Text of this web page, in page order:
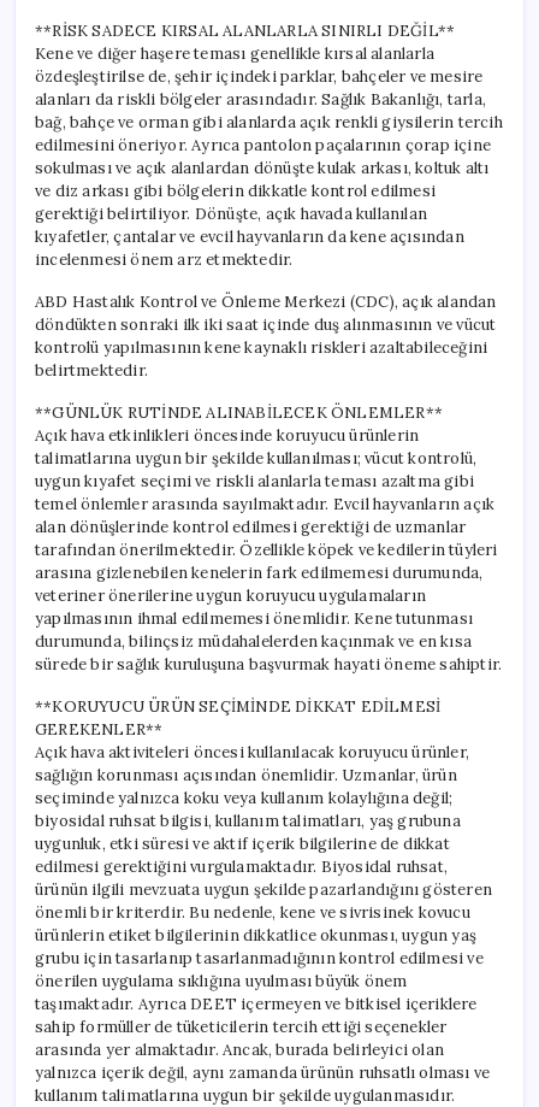
**RİSK SADECE KIRSAL ALANLARLA SINIRLI DEĞİL**
Kene ve diğer haşere teması genellikle kırsal alanlarla
özdeşleştirilse de, şehir içindeki parklar, bahçeler ve mesire
alanları da riskli bölgeler arasındadır. Sağlık Bakanlığı, tarla,
bağ, bahçe ve orman gibi alanlarda açık renkli giysilerin tercih
edilmesini öneriyor. Ayrıca pantolon paçalarının çorap içine
sokulması ve açık alanlardan dönüşte kulak arkası, koltuk altı
ve diz arkası gibi bölgelerin dikkatle kontrol edilmesi
gerektiği belirtiliyor. Dönüşte, açık havada kullanılan
kıyafetler, çantalar ve evcil hayvanların da kene açısından
incelenmesi önem arz etmektedir.
ABD Hastalık Kontrol ve Önleme Merkezi (CDC), açık alandan
döndükten sonraki ilk iki saat içinde duş alınmasının ve vücut
kontrolü yapılmasının kene kaynaklı riskleri azaltabileceğini
belirtmektedir.
**GÜNLÜK RUTİNDE ALINABİLECEK ÖNLEMLER**
Açık hava etkinlikleri öncesinde koruyucu ürünlerin
talimatlarına uygun bir şekilde kullanılması; vücut kontrolü,
uygun kıyafet seçimi ve riskli alanlarla teması azaltma gibi
temel önlemler arasında sayılmaktadır. Evcil hayvanların açık
alan dönüşlerinde kontrol edilmesi gerektiği de uzmanlar
tarafından önerilmektedir. Özellikle köpek ve kedilerin tüyleri
arasına gizlenebilen kenelerin fark edilmemesi durumunda,
veteriner önerilerine uygun koruyucu uygulamaların
yapılmasının ihmal edilmemesi önemlidir. Kene tutunması
durumunda, bilinçsiz müdahalelerden kaçınmak ve en kısa
sürede bir sağlık kuruluşuna başvurmak hayati öneme sahiptir.
**KORUYUCU ÜRÜN SEÇİMİNDE DİKKAT EDİLMESİ
GEREKENLER**
Açık hava aktiviteleri öncesi kullanılacak koruyucu ürünler,
sağlığın korunması açısından önemlidir. Uzmanlar, ürün
seçiminde yalnızca koku veya kullanım kolaylığına değil;
biyosidal ruhsat bilgisi, kullanım talimatları, yaş grubuna
uygunluk, etki süresi ve aktif içerik bilgilerine de dikkat
edilmesi gerektiğini vurgulamaktadır. Biyosidal ruhsat,
ürünün ilgili mevzuata uygun şekilde pazarlandığını gösteren
önemli bir kriterdir. Bu nedenle, kene ve sivrisinek kovucu
ürünlerin etiket bilgilerinin dikkatlice okunması, uygun yaş
grubu için tasarlanıp tasarlanmadığının kontrol edilmesi ve
önerilen uygulama sıklığına uyulması büyük önem
taşımaktadır. Ayrıca DEET içermeyen ve bitkisel içeriklere
sahip formüller de tüketicilerin tercih ettiği seçenekler
arasında yer almaktadır. Ancak, burada belirleyici olan
yalnızca içerik değil, aynı zamanda ürünün ruhsatlı olması ve
kullanım talimatlarına uygun bir şekilde uygulanmasıdır.